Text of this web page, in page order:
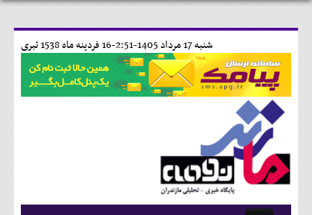
16 فردينه ماه 1538 تبری شنبه 17 مرداد 1405-2:51-